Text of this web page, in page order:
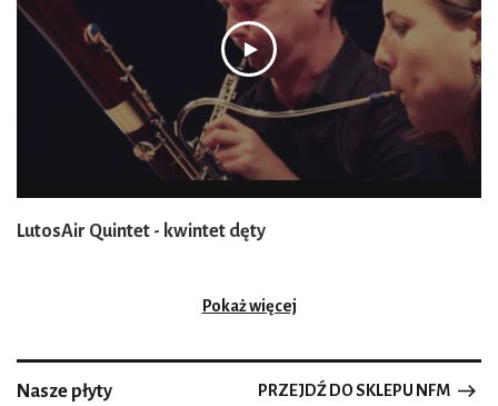
LutosAir Quintet - kwintet dęty
Pokaż więcej
Nasze płyty PRZEJDŹ DO SKLEPU NFM